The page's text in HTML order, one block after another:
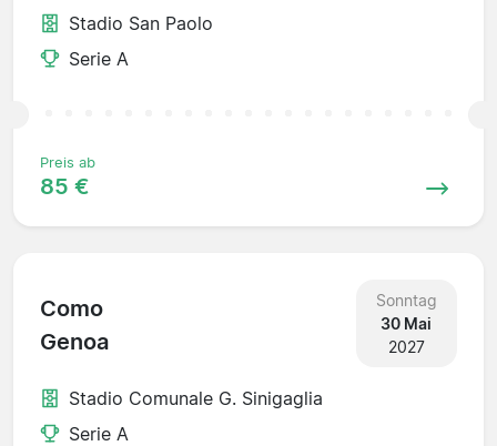
Stadio San Paolo
Serie A
Preis ab
85 €
Como
Genoa
Sonntag
30 Mai
2027
Stadio Comunale G. Sinigaglia
Serie A